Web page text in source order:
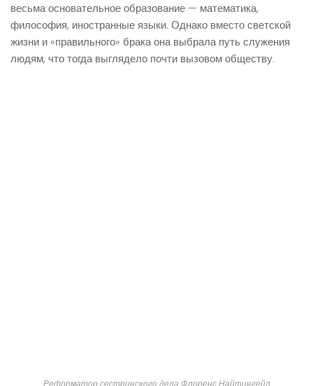
весьма основательное образование — математика,
философия, иностранные языки. Однако вместо светской
жизни и «правильного» брака она выбрала путь служения
людям, что тогда выглядело почти вызовом обществу.
Реформатор сестринского дела Флоренс Найтингейл